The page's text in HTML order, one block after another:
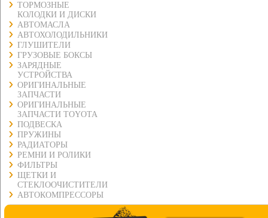
ТОРМОЗНЫЕ
КОЛОДКИ И ДИСКИ
АВТОМАСЛА
АВТОХОЛОДИЛЬНИКИ
ГЛУШИТЕЛИ
ГРУЗОВЫЕ БОКСЫ
ЗАРЯДНЫЕ
УСТРОЙСТВА
ОРИГИНАЛЬНЫЕ
ЗАПЧАСТИ
ОРИГИНАЛЬНЫЕ
ЗАПЧАСТИ TOYOTA
ПОДВЕСКА
ПРУЖИНЫ
РАДИАТОРЫ
РЕМНИ И РОЛИКИ
ФИЛЬТРЫ
ЩЕТКИ И
СТЕКЛООЧИСТИТЕЛИ
АВТОКОМПРЕССОРЫ